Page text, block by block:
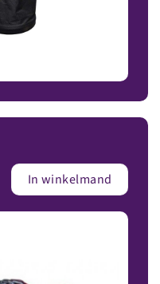
In winkelmand